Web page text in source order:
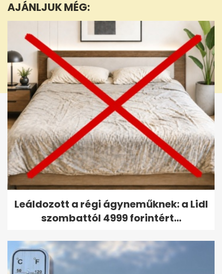
2
seconds
AJÁNLJUK MÉG:
Leáldozott a régi ágyneműknek: a Lidl
szombattól 4999 forintért...